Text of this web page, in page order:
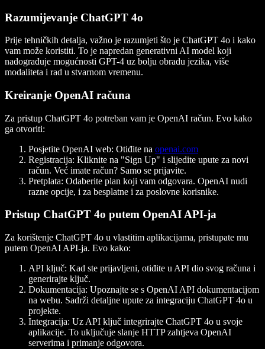
Razumijevanje ChatGPT 4o
Prije tehničkih detalja, važno je razumjeti što je ChatGPT 4o i kako
vam može koristiti. To je napredan generativni AI model koji
nadograđuje mogućnosti GPT-4 uz bolju obradu jezika, više
modaliteta i rad u stvarnom vremenu.
Kreiranje OpenAI računa
Za pristup ChatGPT 4o potreban vam je OpenAI račun. Evo kako
ga otvoriti:
Posjetite OpenAI web: Otiđite na openai.com
Registracija: Kliknite na "Sign Up" i slijedite upute za novi
račun. Već imate račun? Samo se prijavite.
Pretplata: Odaberite plan koji vam odgovara. OpenAI nudi
razne opcije, i za besplatne i za poslovne korisnike.
Pristup ChatGPT 4o putem OpenAI API-ja
Za korištenje ChatGPT 4o u vlastitim aplikacijama, pristupate mu
putem OpenAI API-ja. Evo kako:
API ključ: Kad ste prijavljeni, otiđite u API dio svog računa i
generirajte ključ.
Dokumentacija: Upoznajte se s OpenAI API dokumentacijom
na webu. Sadrži detaljne upute za integraciju ChatGPT 4o u
projekte.
Integracija: Uz API ključ integrirajte ChatGPT 4o u svoje
aplikacije. To uključuje slanje HTTP zahtjeva OpenAI
serverima i primanje odgovora.